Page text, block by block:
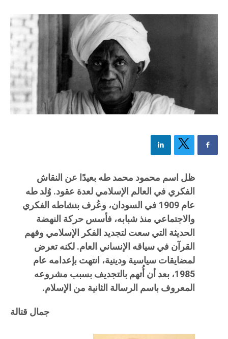
ظل اسم محمود محمد طه بعيدًا عن النقاش
الفكري في العالم الإسلامي لعدة عقود. وُلد طه
عام 1909 في السودان، وعُرف بنشاطه الفكري
والاجتماعي منذ شبابه، فأسس حركة النهضة
الحديثة التي سعت لتجديد الفكر الإسلامي وفهم
القرآن في سياقه الإنساني العام. لكنه تعرض
لمضايقات سياسية ودينية، انتهت بإعدامه عام
1985، بعد أن أُتهم بالتجديف بسبب مشروعه
المعروف باسم الرسالة الثانية من الإسلام.
جمال قتالة